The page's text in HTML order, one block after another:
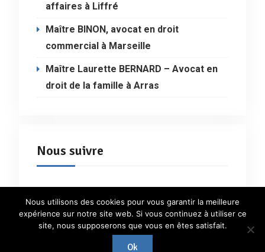
affaires à Liffré
Maître BINON, avocat en droit
commercial à Marseille
Maître Laurette BERNARD – Avocat en
droit de la famille à Arras
Nous suivre
Droit24.fr - Tous droits réservés |Mentions-légales
Nous utilisons des cookies pour vous garantir la meilleure
expérience sur notre site web. Si vous continuez à utiliser ce
site, nous supposerons que vous en êtes satisfait.
Ok